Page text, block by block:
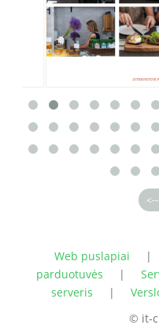
Web puslapiai
parduotuvės |
serveris |
© it-